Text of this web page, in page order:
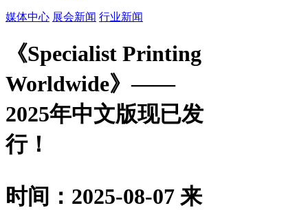
媒体中心 展会新闻 行业新闻
《Specialist Printing
Worldwide》——
2025年中文版现已发
行！
时间：2025-08-07 来